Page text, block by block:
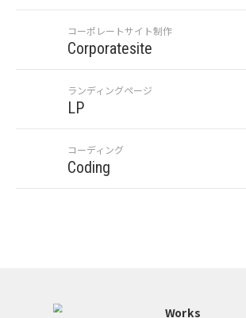
コーポレートサイト制作
Corporatesite
ランディングページ
LP
コーディング
Coding